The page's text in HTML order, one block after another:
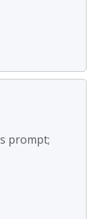
prompt;